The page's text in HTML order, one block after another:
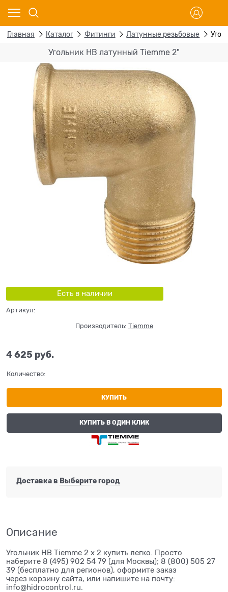
Главная Каталог Фитинги Латунные резьбовые
Угольник НВ латунный Tiemme 2"
Есть в наличии
Артикул:
Производитель: Tiemme
4 625 руб.
Количество:
КУПИТЬ
КУПИТЬ В ОДИН КЛИК
Доставка в Выберите город
Описание
Угольник НВ Tiemme 2 х 2 купить легко. Просто
наберите 8 (495) 902 54 79 (для Москвы); 8 (800) 505 27
39 (бесплатно для регионов), оформите заказ
через корзину сайта, или напишите на почту:
info@hidrocontrol.ru.